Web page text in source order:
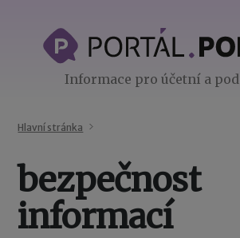
Informace pro účetní a
Hlavní stránka
bezpečnost
informací